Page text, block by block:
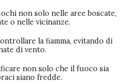
non solo nelle aree boscate,
o nelle vicinanze.
la fiamma, evitando di
di vento.
non solo che il fuoco sia
siano fredde.